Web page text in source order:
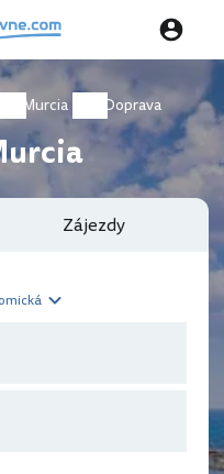
Murcia Doprava
Zájezdy